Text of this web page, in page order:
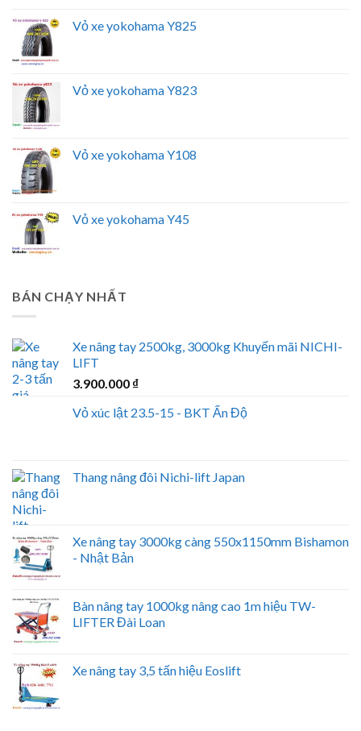
Vỏ xe yokohama Y825
Vỏ xe yokohama Y823
Vỏ xe yokohama Y108
Vỏ xe yokohama Y45
BÁN CHẠY NHẤT
Xe nâng tay 2500kg, 3000kg Khuyến mãi NICHI-
LIFT
3.900.000 ₫
Vỏ xúc lật 23.5-15 - BKT Ấn Độ
Thang nâng đôi Nichi-lift Japan
Xe nâng tay 3000kg càng 550x1150mm Bishamon
- Nhật Bản
Bàn nâng tay 1000kg nâng cao 1m hiệu TW-
LIFTER Đài Loan
Xe nâng tay 3,5 tấn hiệu Eoslift